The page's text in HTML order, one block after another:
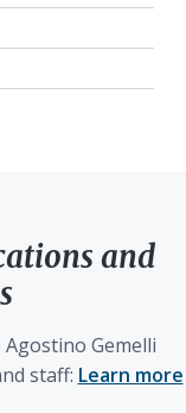
and
Gemelli
staff: Learn more